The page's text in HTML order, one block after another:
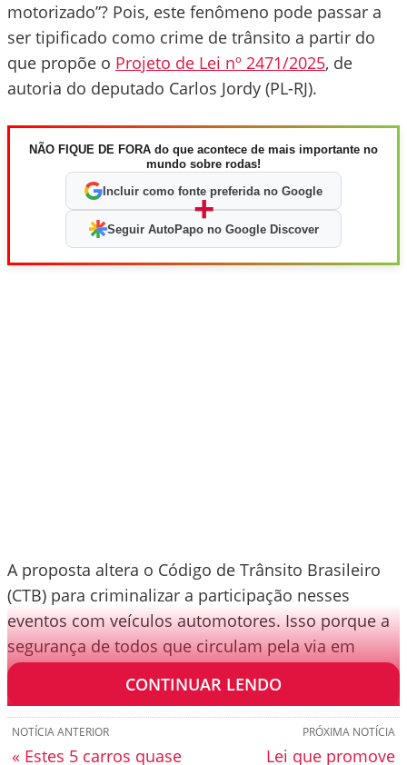
motorizado”? Pois, este fenômeno pode passar a
ser tipificado como crime de trânsito a partir do
que propõe o Projeto de Lei nº 2471/2025, de
autoria do deputado Carlos Jordy (PL-RJ).
NÃO FIQUE DE FORA do que acontece de mais importante no
mundo sobre rodas!
Incluir como fonte preferida no Google
+
Seguir AutoPapo no Google Discover
A proposta altera o Código de Trânsito Brasileiro
(CTB) para criminalizar a participação nesses
eventos com veículos automotores. Isso porque a
segurança de todos que circulam pela via em
questão pode estar em risco.
CONTINUAR LENDO
PRÓXIMA NOTÍCIA
Lei que promove
NOTÍCIA ANTERIOR
« Estes 5 carros quase